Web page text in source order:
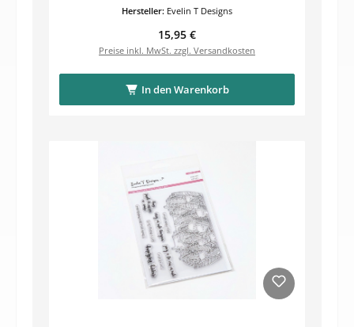
Hersteller: Evelin T Designs
Regulärer Preis:
15,95 €
Preise inkl. MwSt. zzgl. Versandkosten
In den Warenkorb